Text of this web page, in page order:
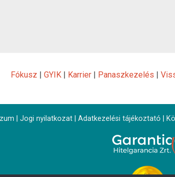
Fókusz | GYIK| Karrier| Panaszkezelés |
Jogi nyilatkozat| Adatkezelési tájékoztató